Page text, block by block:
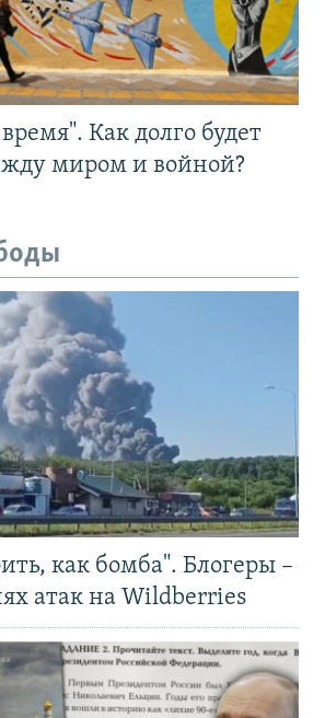
Как долго будет
миром и войной?
как бомба". Блогеры –
атак на Wildberries